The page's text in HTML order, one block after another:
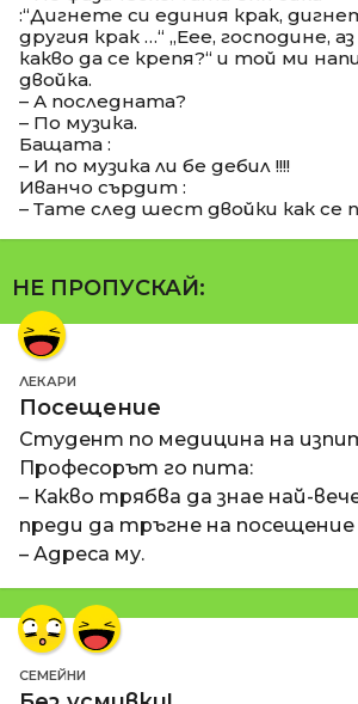
:“Дигнете си единия крак,
другия крак …“ „Еее, господине,
какво да се крепя?“ и той ми
двойка.
– А последната?
– По музика.
Бащата :
– И по музика ли бе дебил !!!!
Иванчо сърдит :
– Тате след шест двойки как се
НЕ ПРОПУСКАЙ:
ЛЕКАРИ
Посещение
Студент по медицина на
Професорът го пита:
– Какво трябва да знае най-
преди да тръгне на посещение
– Адреса му.
СЕМЕЙНИ